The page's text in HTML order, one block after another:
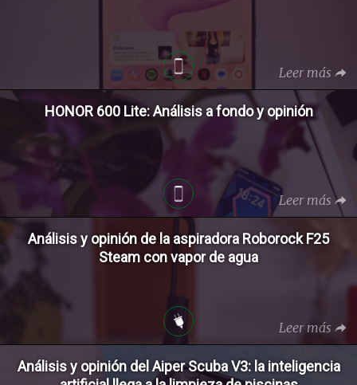
Leer más
HONOR 600 Lite: Análisis a fondo y opinión
Leer más
Análisis y opinión de la aspiradora Roborock F25
Steam con vapor de agua
Leer más
Análisis y opinión del Aiper Scuba V3: la inteligencia